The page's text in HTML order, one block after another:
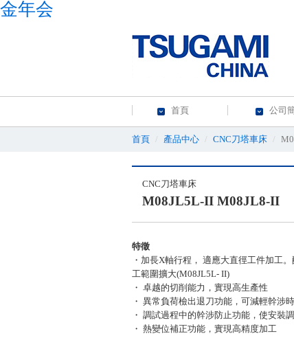
金年会
首頁 公司
首頁 產品中心 CNC刀塔車床
CNC刀塔車床
M08JL5L-II M08JL8-II
特徵
・加長X軸行程， 適應大直徑工件加工
工範圍擴大(M08JL5L- II)
・ 卓越的切削能力，實現高生產性
・ 異常負荷檢出退刀功能，可減輕幹涉
・ 調試過程中的幹涉防止功能，使安裝
・ 熱變位補正功能，實現高精度加工